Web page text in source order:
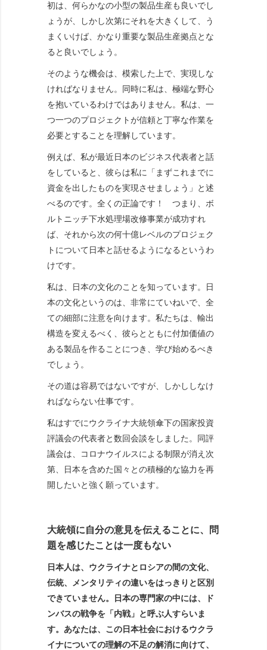
初は、何らかなの小型の製品生産も良いでし
ょうが、しかし次第にそれを大きくして、う
まくいけば、かなり重要な製品生産拠点とな
ると良いでしょう。
そのような機会は、模索した上で、実現しな
ければなりません。同時に私は、極端な野心
を抱いているわけではありません。私は、一
つ一つのプロジェクトが信頼と丁寧な作業を
必要とすることを理解しています。
例えば、私が最近日本のビジネス代表者と話
をしていると、彼らは私に「まずこれまでに
資金を出したものを実現させましょう」と述
べるのです。全くの正論です！ つまり、ボ
ルトニッチ下水処理場改修事業が成功すれ
ば、それから次の何十億レベルのプロジェク
トについて日本と話せるようになるというわ
けです。
私は、日本の文化のことを知っています。日
本の文化というのは、非常にていねいで、全
ての細部に注意を向けます。私たちは、輸出
構造を変えるべく、彼らとともに付加価値の
ある製品を作ることにつき、学び始めるべき
でしょう。
その道は容易ではないですが、しかししなけ
ればならない仕事です。
私はすでにウクライナ大統領傘下の国家投資
評議会の代表者と数回会談をしました。同評
議会は、コロナウイルスによる制限が消え次
第、日本を含めた国々との積極的な協力を再
開したいと強く願っています。
大統領に自分の意見を伝えることに、問
題を感じたことは一度もない
日本人は、ウクライナとロシアの間の文化、
伝統、メンタリティの違いをはっきりと区別
できていません。日本の専門家の中には、ド
ンバスの戦争を「内戦」と呼ぶ人すらいま
す。あなたは、この日本社会におけるウクラ
イナについての理解の不足の解消に向けて、